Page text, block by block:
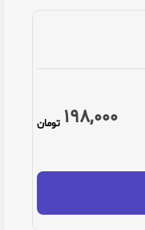
198,000 تومان